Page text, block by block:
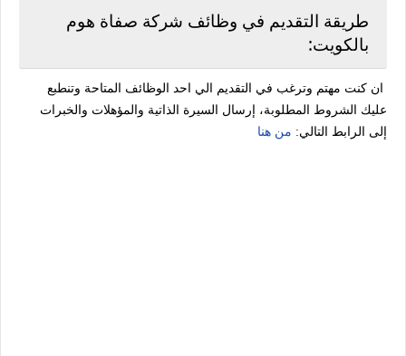
طريقة التقديم في وظائف شركة صفاة هوم
بالكويت:
ان كنت مهتم وترغب في التقديم الي احد الوظائف المتاحة وتنطبع
عليك الشروط المطلوبة، إرسال السيرة الذاتية والمؤهلات والخبرات
إلى الرابط التالي: من هنا